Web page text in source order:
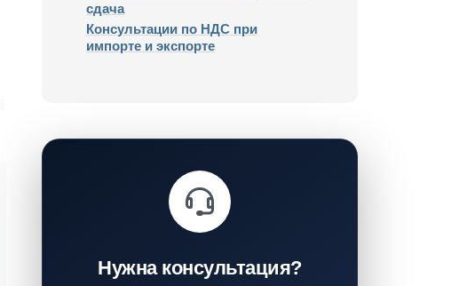
сдача
Консультации по НДС при
импорте и экспорте
Нужна консультация?